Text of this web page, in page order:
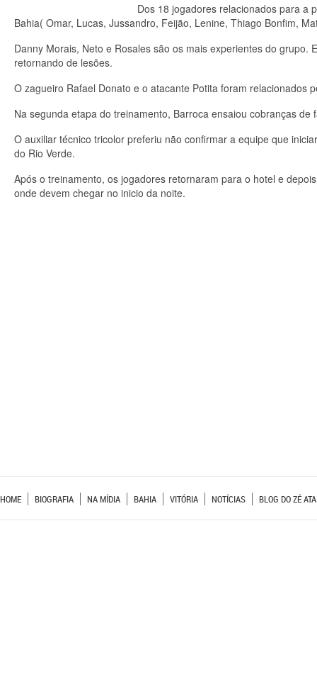
Dos 18 jogadores relacionados para a
Bahia( Omar, Lucas, Jussandro, Feijão, Lenine, Thiago Bonfim,
Danny Morais, Neto e Rosales são os mais experientes do
retornando de lesões.
O zagueiro Rafael Donato e o atacante Potita foram relacionados
Na segunda etapa do treinamento, Barroca ensaiou cobranças de
O auxiliar técnico tricolor preferiu não confirmar a equipe que
do Rio Verde.
Após o treinamento, os jogadores retornaram para o hotel e
onde devem chegar no inicio da noite.
HOME BIOGRAFIA NA MÍDIA BAHIA VITÓRIA NOTÍCIAS BLOG DO ZÉ